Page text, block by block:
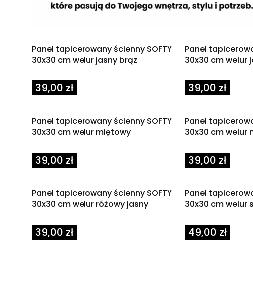
Panel tapicerowany ścienny SOFTY
30x30 cm welur jasny brąz
Cena
39,00 zł
Panel
30x30 cm welur
Cena
39,00 zł
Panel tapicerowany ścienny SOFTY
30x30 cm welur miętowy
Cena
39,00 zł
Panel
30x30 cm welur
Cena
39,00 zł
Panel tapicerowany ścienny SOFTY
30x30 cm welur różowy jasny
Cena
39,00 zł
Panel
30x30 cm welur
Cena
49,00 zł